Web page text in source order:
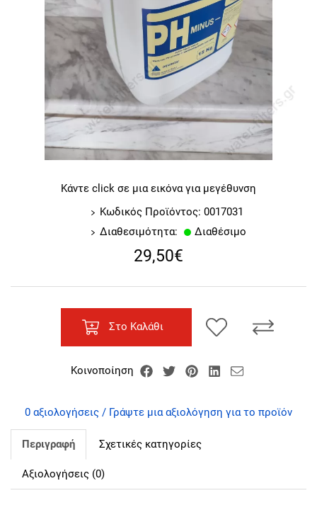
Κάντε click σε μια εικόνα για μεγέθυνση
Κωδικός Προϊόντος: 0017031
Διαθεσιμότητα:
Διαθέσιμο
29,50€
Στο Καλάθι
Κοινοποίηση
0 αξιολογήσεις / Γράψτε μια αξιολόγηση για το προϊόν
Περιγραφή Σχετικές κατηγορίες
Αξιολογήσεις (0)